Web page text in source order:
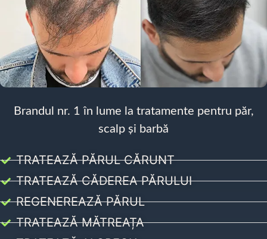
Brandul nr. 1 în lume la tratamente pentru păr,
scalp și barbă
TRATEAZĂ PĂRUL CĂRUNT
TRATEAZĂ CĂDEREA PĂRULUI
REGENEREAZĂ PĂRUL
TRATEAZĂ MĂTREAȚA